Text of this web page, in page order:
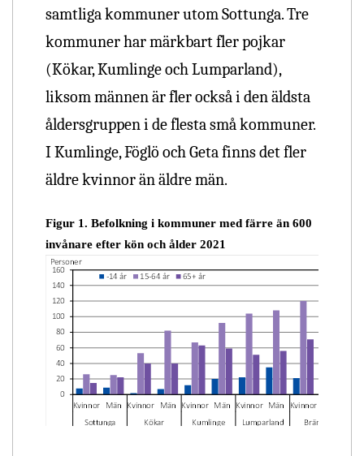
samtliga kommuner utom Sottunga. Tre
kommuner har märkbart fler pojkar
(Kökar, Kumlinge och Lumparland),
liksom männen är fler också i den äldsta
åldersgruppen i de flesta små kommuner.
I Kumlinge, Föglö och Geta finns det fler
äldre kvinnor än äldre män.
Figur 1. Befolkning i kommuner med färre än 600
invånare efter kön och ålder 2021